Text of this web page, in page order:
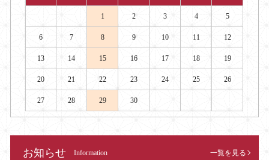
1 2 3 4 5
6 7 8 9 10 11 12
13 14 15 16 17 18 19
20 21 22 23 24 25 26
27 28 29 30
お知らせ Information 一覧を見る